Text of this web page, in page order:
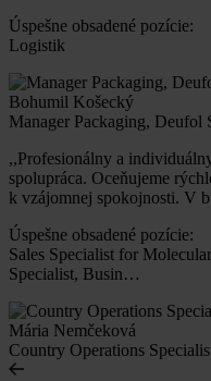
Úspešne obsadené pozície:
Logistik
Bohumil Košecký
Manager Packaging, Deufol
,,Profesionálny a
spolupráca. Oceňujeme
k vzájomnej spokojnosti. V
Úspešne obsadené pozície:
Sales Specialist for
Specialist, Busin…
Mária Nemčeková
Country Operations